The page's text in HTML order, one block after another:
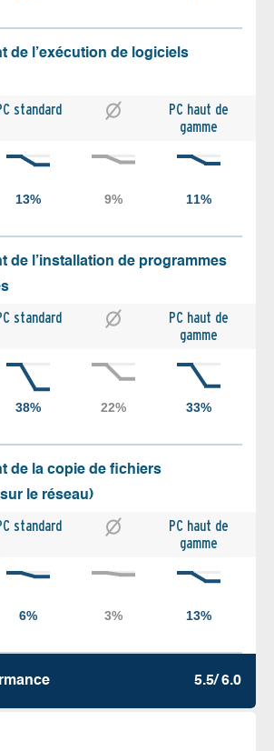
de l’exécution de logiciels
standard
PC haut de
gamme
de l’installation de programmes
standard
PC haut de
gamme
de la copie de fichiers
le réseau)
standard
PC haut de
gamme
5.5/ 6.0